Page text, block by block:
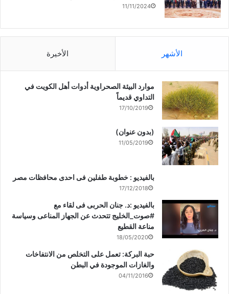
11/11/2024
الأشهر الأخيرة
موارد البيئة الصحراوية أدوات أهل الكويت في
التداوي قديماً
17/10/2019
(بدون عنوان)
11/05/2019
بالفيديو : خطوبة طفلين فى احدى محافظات مصر
17/12/2018
بالفيديو :د. جنان الحربى فى لقاء مع
#صوت_الخليج تتحدث عن الجهاز المناعى وسياسة
مناعة القطيع
18/05/2020
حبة البركة: تعمل على التخلص من الانتفاخات
والغازات الموجودة في البطن
04/11/2016